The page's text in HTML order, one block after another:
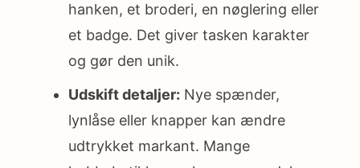
hanken, et broderi, en nøglering eller
et badge. Det giver tasken karakter
og gør den unik.
Udskift detaljer: Nye spænder,
lynlåse eller knapper kan ændre
udtrykket markant. Mange